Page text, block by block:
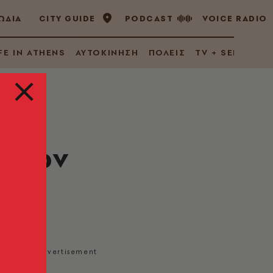
CITY GUIDE PODCAST VOICE RADIO
IN ATHENS ΑΥΤΟΚΙΝΗΣΗ ΠΟΛΕΙΣ TV + SERIES
των